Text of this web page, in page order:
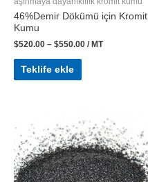
46%Demir Dökümü için Kromit
Kumu
$520.00 – $550.00 / MT
Teklife ekle